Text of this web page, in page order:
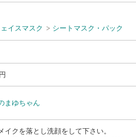
イスマスク シートマスク・パック
まゆちゃん
イクを落とし洗顔をして下さい。